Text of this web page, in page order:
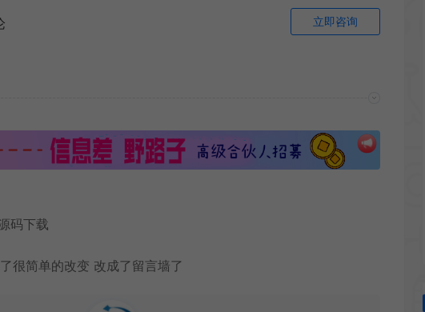
立即咨询
码下载
很简单的改变 改成了留言墙了